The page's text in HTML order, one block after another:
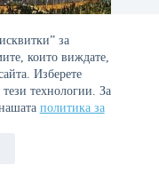
за
които виждате,
Изберете
технологии. За
политика за
оптимизиран от